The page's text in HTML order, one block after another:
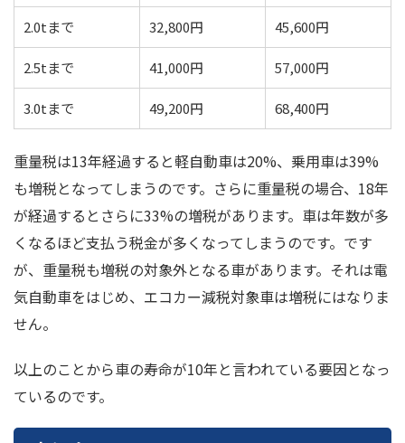
2.0tまで 32,800円 45,600円
2.5tまで 41,000円 57,000円
3.0tまで 49,200円 68,400円
重量税は13年経過すると軽自動車は20%、乗用車は39%
も増税となってしまうのです。さらに重量税の場合、18年
が経過するとさらに33%の増税があります。車は年数が多
くなるほど支払う税金が多くなってしまうのです。です
が、重量税も増税の対象外となる車があります。それは電
気自動車をはじめ、エコカー減税対象車は増税にはなりま
せん。
以上のことから車の寿命が10年と言われている要因となっ
ているのです。